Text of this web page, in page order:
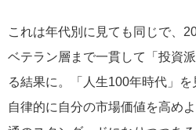
これは年代別に見ても同じで、
ベテラン層まで一貫して「投資
る結果に。「人生100年時代」を
自律的に自分の市場価値を高め